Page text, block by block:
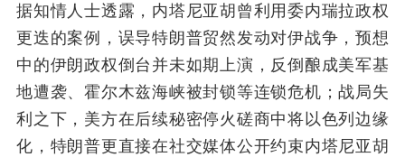
据知情人士透露，内塔尼亚胡曾利用委内瑞拉政权
更迭的案例，误导特朗普贸然发动对伊战争，预想
中的伊朗政权倒台并未如期上演，反倒酿成美军基
地遭袭、霍尔木兹海峡被封锁等连锁危机；战局失
利之下，美方在后续秘密停火磋商中将以色列边缘
化，特朗普更直接在社交媒体公开约束内塔尼亚胡